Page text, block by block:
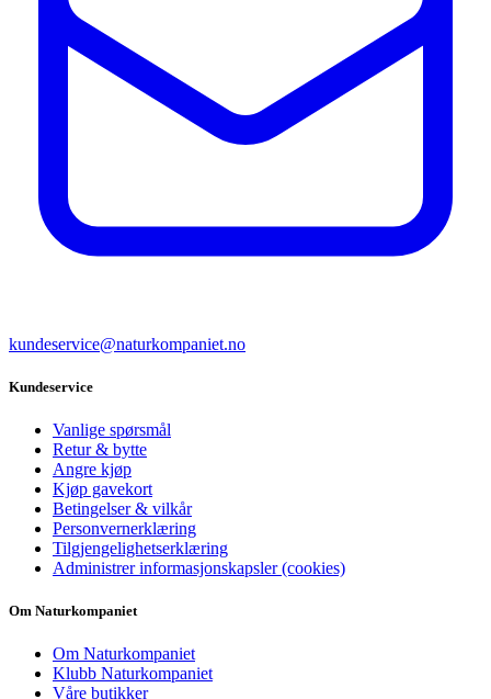
kundeservice@naturkompaniet.no
Kundeservice
Vanlige spørsmål
Retur & bytte
Angre kjøp
Kjøp gavekort
Betingelser & vilkår
Personvernerklæring
Tilgjengelighetserklæring
Administrer informasjonskapsler (cookies)
Om Naturkompaniet
Om Naturkompaniet
Klubb Naturkompaniet
Våre butikker